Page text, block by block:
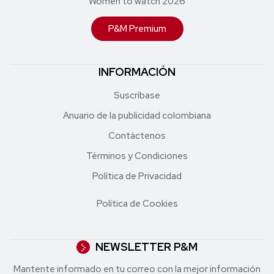
P&M Premium
INFORMACIÓN
Suscríbase
Anuario de la publicidad colombiana
Contáctenos
Términos y Condiciones
Política de Privacidad
Política de Cookies
NEWSLETTER P&M
Mantente informado en tu correo con la mejor in formación